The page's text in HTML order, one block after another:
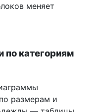
меняет
категориям
размерам и